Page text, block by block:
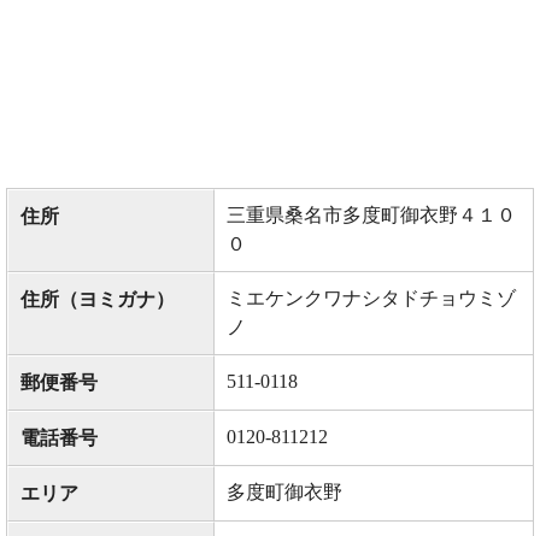
住所
三重県桑名市多度町御衣野４１０
０
住所（ヨミガナ）
ミエケンクワナシタドチョウミゾ
ノ
郵便番号 511-0118
電話番号 0120-811212
エリア 多度町御衣野